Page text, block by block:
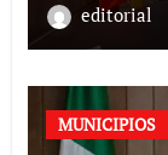
editorial
MUNICIPIOS